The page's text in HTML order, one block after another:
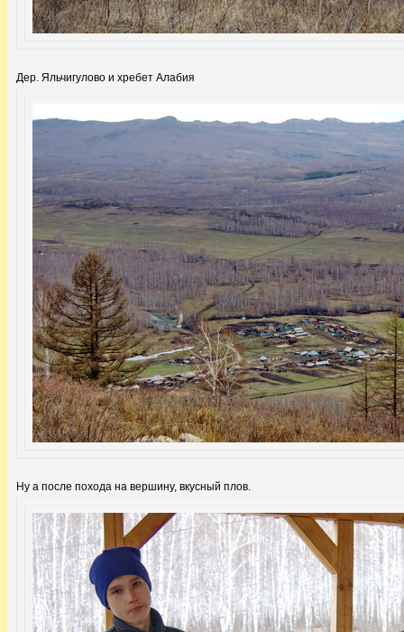
Дер. Яльчигулово и хребет Алабия
Ну а после похода на вершину, вкусный плов.